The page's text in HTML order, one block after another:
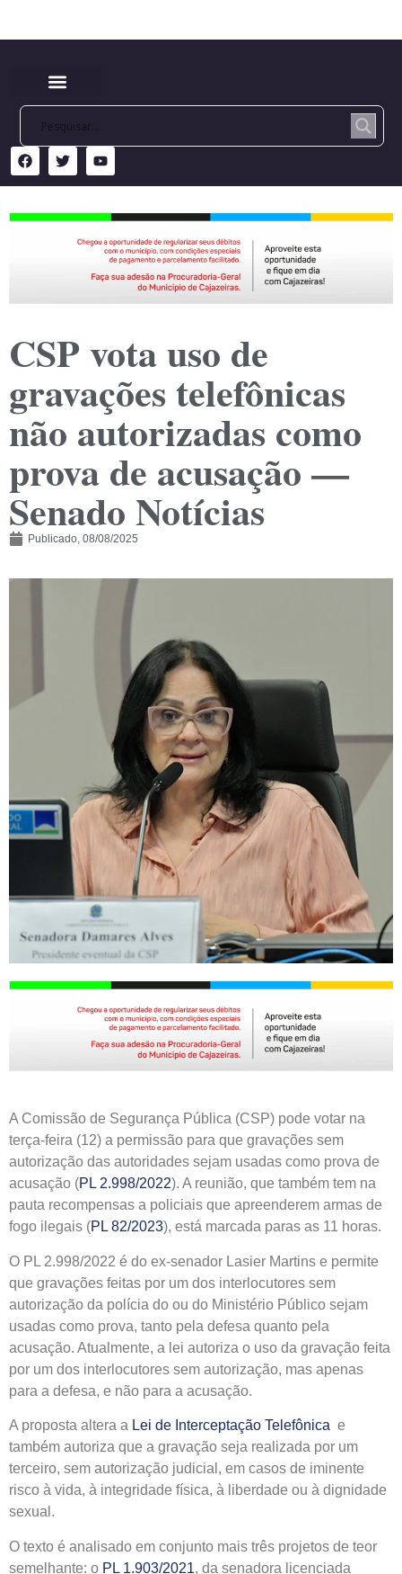
CSP vota uso de
gravações telefônicas
não autorizadas como
prova de acusação —
Senado Notícias
Publicado, 08/08/2025
A Comissão de Segurança Pública (CSP) pode votar na
terça-feira (12) a permissão para que gravações sem
autorização das autoridades sejam usadas como prova de
acusação (PL 2.998/2022). A reunião, que também tem na
pauta recompensas a policiais que apreenderem armas de
fogo ilegais (PL 82/2023), está marcada paras as 11 horas.
O PL 2.998/2022 é do ex-senador Lasier Martins e permite
que gravações feitas por um dos interlocutores sem
autorização da polícia do ou do Ministério Público sejam
usadas como prova, tanto pela defesa quanto pela
acusação. Atualmente, a lei autoriza o uso da gravação feita
por um dos interlocutores sem autorização, mas apenas
para a defesa, e não para a acusação.
A proposta altera a Lei de Interceptação Telefônica e
também autoriza que a gravação seja realizada por um
terceiro, sem autorização judicial, em casos de iminente
risco à vida, à integridade física, à liberdade ou à dignidade
sexual.
O texto é analisado em conjunto mais três projetos de teor
semelhante: o PL 1.903/2021, da senadora licenciada